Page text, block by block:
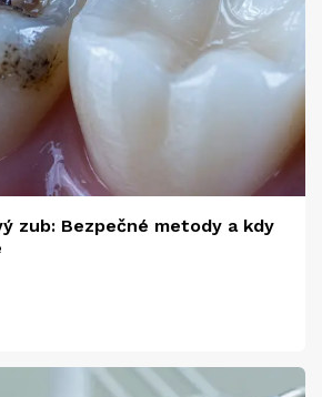
zub: Bezpečné metody a kdy